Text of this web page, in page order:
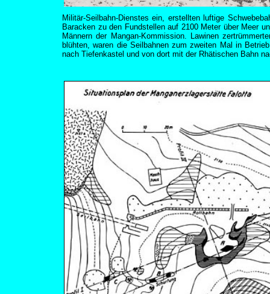
Militär-Seilbahn-Dienstes ein, erstellten luftige
Baracken zu den Fundstellen auf 2100 Meter über Meer
Männern der Mangan-Kommission. Lawinen
blühten, waren die Seilbahnen zum zweiten Mal in
nach Tiefenkastel und von dort mit der Rhätischen Bahn